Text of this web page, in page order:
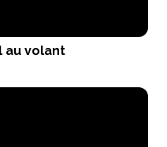
au volant